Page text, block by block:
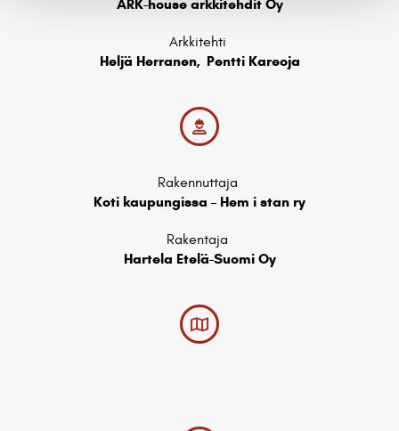
ARK-house arkkitehdit Oy
Arkkitehti
Heljä Herranen, Pentti Kareoja
Rakennuttaja
Koti kaupungissa – Hem i stan ry
Rakentaja
Hartela Etelä-Suomi Oy